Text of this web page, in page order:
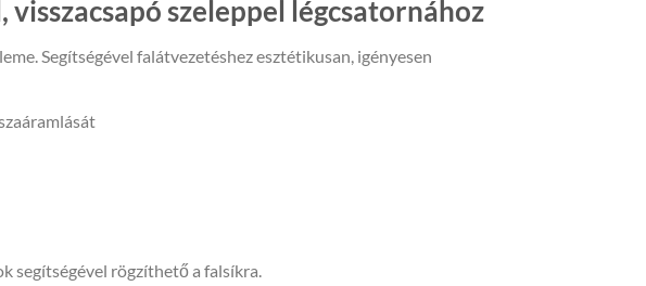
szeleppel légcsatornához
Segítségével falátvezetéshez esztétikusan, igényesen
segítségével rögzíthető a falsíkra.